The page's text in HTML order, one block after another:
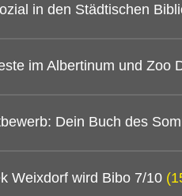
in den Städtischen
im Albertinum und Zoo
Dein Buch des
Weixdorf wird Bibo 7/10